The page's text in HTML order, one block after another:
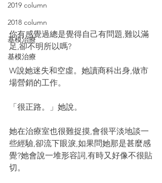
2019 column
2018 column
基模治療
基模治療
你有感覺過總是覺得自己有問題,難以滿
足,卻不明所以嗎?
W說她迷失和空虛。她讀商科出身,做市
場營銷的工作。
「很正路。」她說。
她在治療室也很難捉摸,會很平淡地談一
些經驗,卻流下眼淚,如果問她那是甚麼感
覺?她會說一堆形容詞,有時又好像不很貼
切。